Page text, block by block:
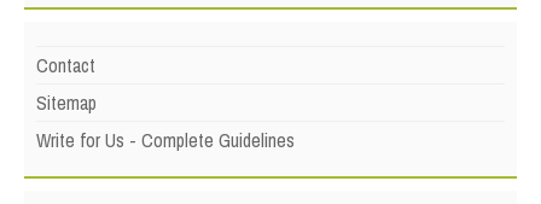
Contact
Sitemap
Write for Us - Complete Guidelines